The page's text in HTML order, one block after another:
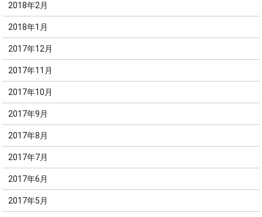
2018年2月
2018年1月
2017年12月
2017年11月
2017年10月
2017年9月
2017年8月
2017年7月
2017年6月
2017年5月